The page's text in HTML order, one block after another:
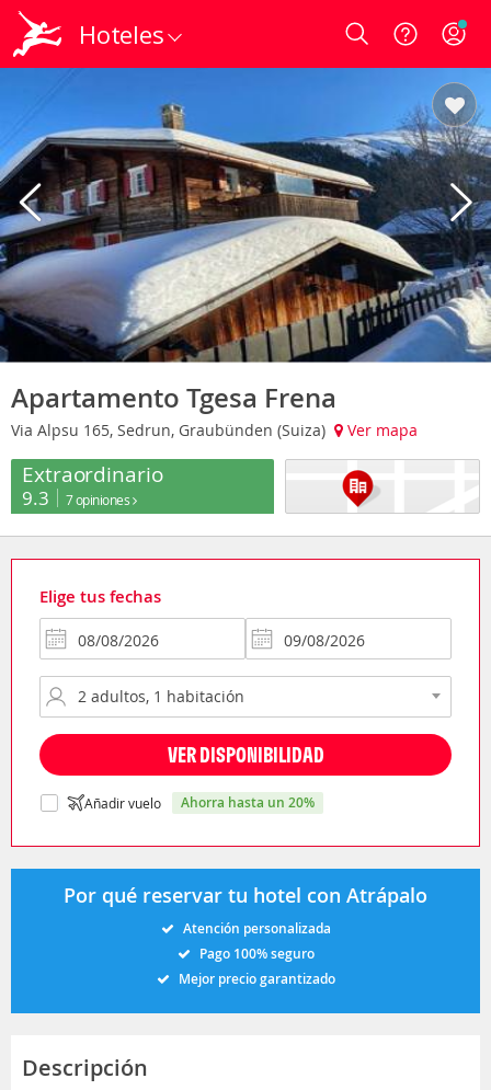
Hoteles Login
Apartamento Tgesa Frena
Via Alpsu 165, Sedrun, Graubünden (Suiza) Ver mapa
Extraordinario
9.3 7 opiniones
Elige tus fechas
VER DISPONIBILIDAD
Añadir vuelo ahorra hasta un 20%
Por qué reservar tu hotel con Atrápalo
Atención personalizada
Pago 100% seguro
Mejor precio garantizado
Descripción